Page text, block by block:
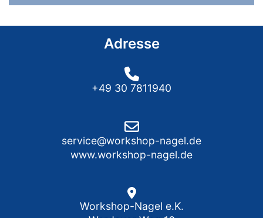
Adresse
+49 30 7811940
service@workshop-nagel.de
www.workshop-nagel.de
Workshop-Nagel e.K.